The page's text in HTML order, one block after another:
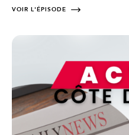
VOIR L'ÉPISODE